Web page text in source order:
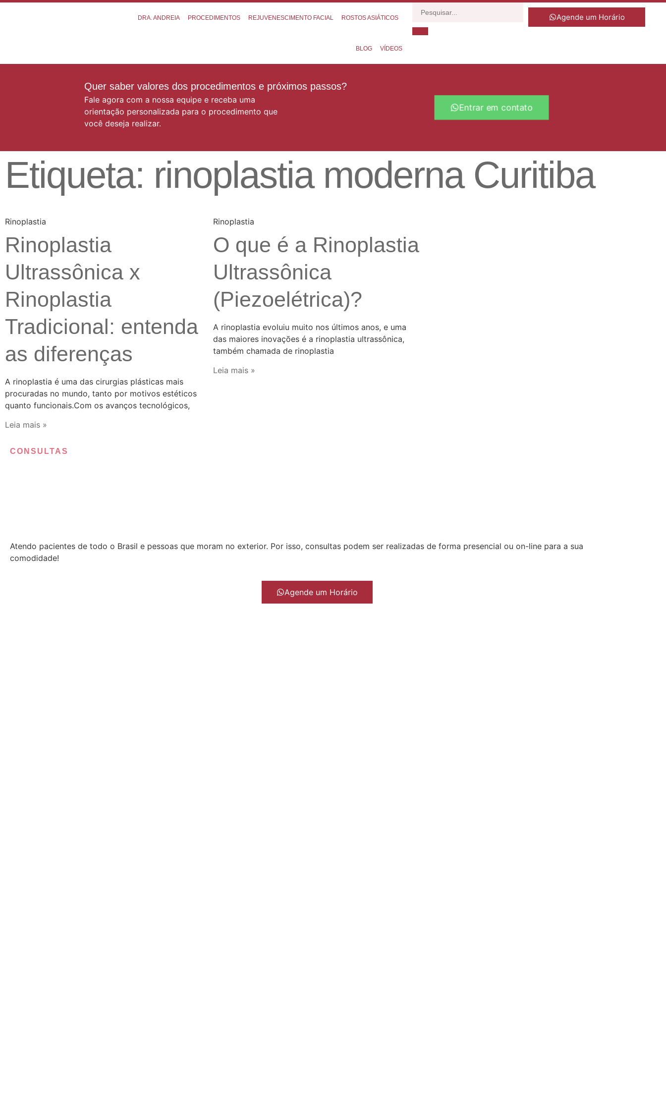
DRA. ANDREIA PROCEDIMENTOS REJUVENESCIMENTO FACIAL ROSTOS ASIÁTICOS
BLOG VÍDEOS
Agende um Horário
Quer saber valores dos procedimentos e próximos passos?
Fale agora com a nossa equipe e receba uma
orientação personalizada para o procedimento que
você deseja realizar.
Entrar em contato
Etiqueta: rinoplastia moderna Curitiba
Rinoplastia
Rinoplastia
Ultrassônica x
Rinoplastia
Tradicional: entenda
as diferenças
A rinoplastia é uma das cirurgias plásticas mais
procuradas no mundo, tanto por motivos estéticos
quanto funcionais.Com os avanços tecnológicos,
Leia mais »
Rinoplastia
O que é a Rinoplastia
Ultrassônica
(Piezoelétrica)?
A rinoplastia evoluiu muito nos últimos anos, e uma
das maiores inovações é a rinoplastia ultrassônica,
também chamada de rinoplastia
Leia mais »
CONSULTAS
Atendo pacientes de todo o Brasil e pessoas que moram no exterior. Por isso, consultas podem ser realizadas de forma presencial ou on-line para a sua
comodidade!
Agende um Horário